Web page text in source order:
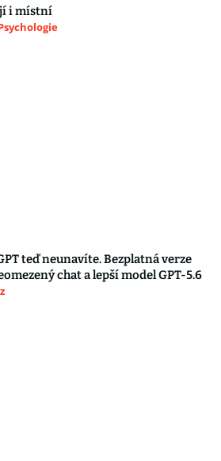
i místní
teď neunavíte. Bezplatná verze
chat a lepší model GPT-5.6